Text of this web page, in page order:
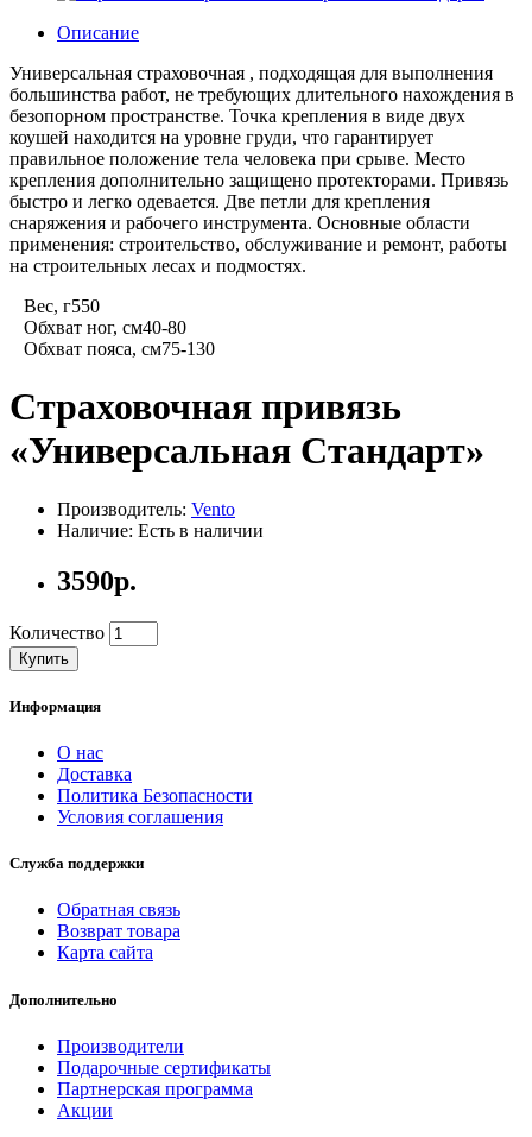
Описание
Универсальная страховочная , подходящая для выполнения
большинства работ, не требующих длительного нахождения в
безопорном пространстве. Точка крепления в виде двух
коушей находится на уровне груди, что гарантирует
правильное положение тела человека при срыве. Место
крепления дополнительно защищено протекторами. Привязь
быстро и легко одевается. Две петли для крепления
снаряжения и рабочего инструмента. Основные области
применения: строительство, обслуживание и ремонт, работы
на строительных лесах и подмостях.
Вес, г550
Обхват ног, см40-80
Обхват пояса, см75-130
Страховочная привязь
«Универсальная Стандарт»
Производитель: Vento
Наличие: Есть в наличии
3590р.
Количество
Купить
Информация
О нас
Доставка
Политика Безопасности
Условия соглашения
Служба поддержки
Обратная связь
Возврат товара
Карта сайта
Дополнительно
Производители
Подарочные сертификаты
Партнерская программа
Акции